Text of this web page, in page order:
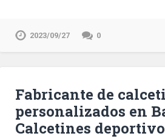
2023/09/27 0
Fabricante de
personalizados en
Calcetines